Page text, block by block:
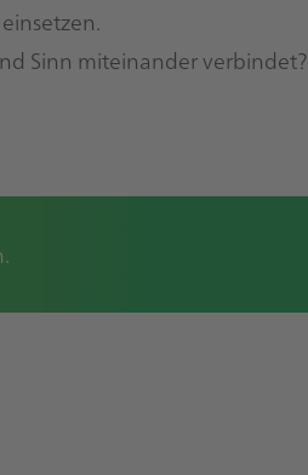
Sinn miteinander verbindet?
.